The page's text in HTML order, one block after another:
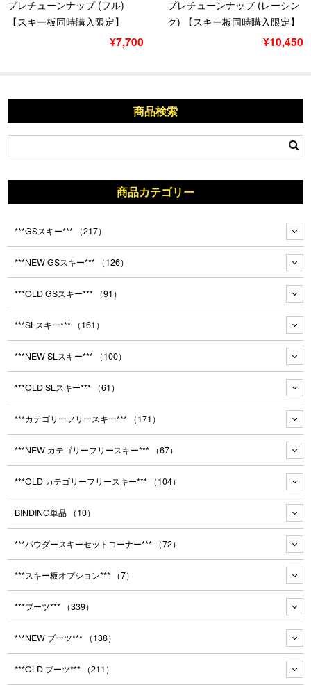
プレチューンナップ (フル)
【スキー板同時購入限定】
¥7,700
プレチューンナップ (レーシン
グ) 【スキー板同時購入限定】
¥10,450
商品検索
商品カテゴリー
***GSスキー*** （217）
***NEW GSスキー*** （126）
***OLD GSスキー*** （91）
***SLスキー*** （161）
***NEW SLスキー*** （100）
***OLD SLスキー*** （61）
***カテゴリーフリースキー*** （171）
***NEW カテゴリーフリースキー*** （67）
***OLD カテゴリーフリースキー*** （104）
BINDING単品 （10）
***パウダースキーセットコーナー*** （72）
***スキー板オプション*** （7）
***ブーツ*** （339）
***NEW ブーツ*** （138）
***OLD ブーツ*** （211）